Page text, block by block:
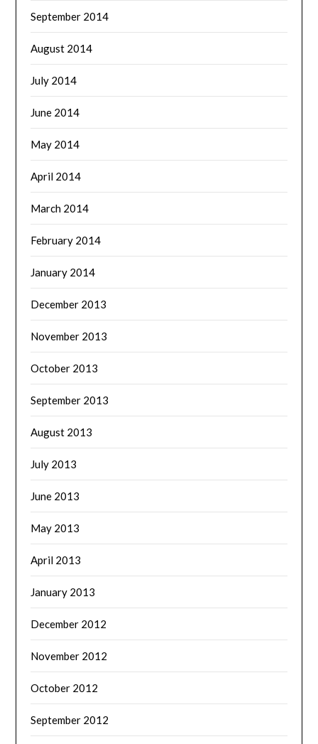
September 2014
August 2014
July 2014
June 2014
May 2014
April 2014
March 2014
February 2014
January 2014
December 2013
November 2013
October 2013
September 2013
August 2013
July 2013
June 2013
May 2013
April 2013
January 2013
December 2012
November 2012
October 2012
September 2012